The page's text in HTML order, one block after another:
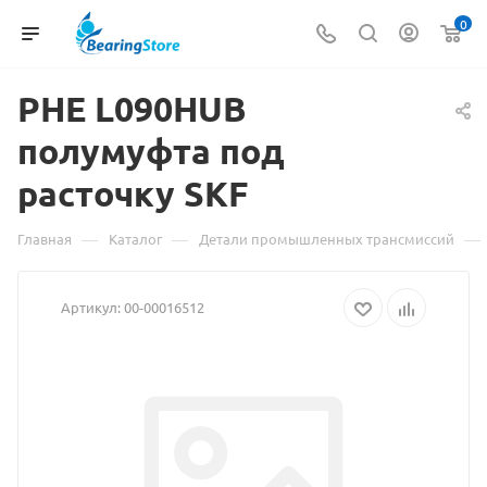
0
PHE L090HUB
полумуфта под
расточку Материал
о
PHE
SKF
Главная — Каталог — Детали промышленных трансмиссий —
Артикул:00-00016512